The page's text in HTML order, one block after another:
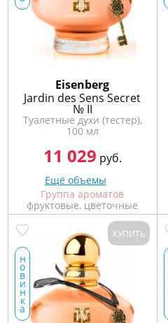
Eisenberg
Jardin des Sens Secret
№ II
Туалетные духи (тестер),
100 мл
11 029 руб.
Ещё объемы
Группа ароматов
фруктовые, цветочные
КУПИТЬ
н
о
в
и
н
к
а
06
81